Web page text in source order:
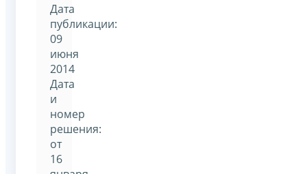
Дата
публикации:
09
июня
2014
Дата
и
номер
решения:
от
16